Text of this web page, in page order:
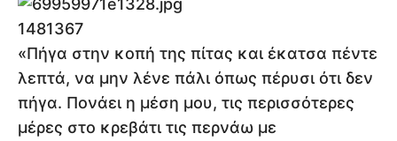
1481367
«Πήγα στην κοπή της πίτας και έκατσα πέντε
λεπτά, να μην λένε πάλι όπως πέρυσι ότι δεν
πήγα. Πονάει η μέση μου, τις περισσότερες
μέρες στο κρεβάτι τις περνάω με